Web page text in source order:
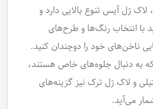
لاک ژل آیس تنوع بالایی دارد و
با انتخاب رنگ‌ها و طرح‌های
ناخن‌های خود را دوچندان کنید.
که به دنبال جلوه‌های خاص هستند،
و لاک ژل ترک نیز گزینه‌های
می‌آید.